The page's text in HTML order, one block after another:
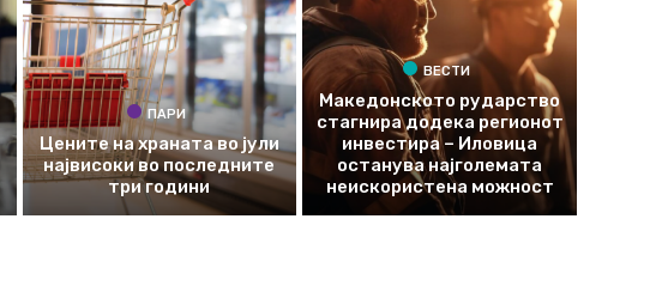
ПАРИ
Цените на храната во јули
највисоки во последните
три години
ВЕСТИ
Македонското рударство
стагнира додека регионот
инвестира – Иловица
останува најголемата
неискористена можност